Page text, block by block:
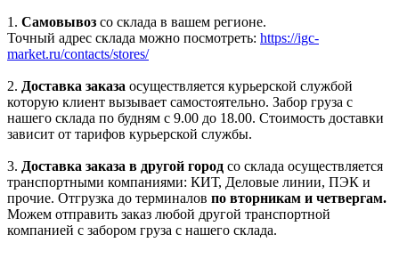
1. Самовывоз со склада в вашем регионе.
Точный адрес склада можно посмотреть: https://igc-
market.ru/contacts/stores/
2. Доставка заказа осуществляется курьерской службой
которую клиент вызывает самостоятельно. Забор груза с
нашего склада по будням с 9.00 до 18.00. Стоимость доставки
зависит от тарифов курьерской службы.
3. Доставка заказа в другой город со склада осуществляется
транспортными компаниями: КИТ, Деловые линии, ПЭК и
прочие. Отгрузка до терминалов по вторникам и четвергам.
Можем отправить заказ любой другой транспортной
компанией с забором груза с нашего склада.